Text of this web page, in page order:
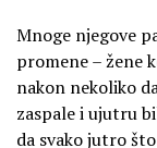
Mnoge njegove
promene – žene
nakon nekoliko
zaspale i ujutru
da svako jutro